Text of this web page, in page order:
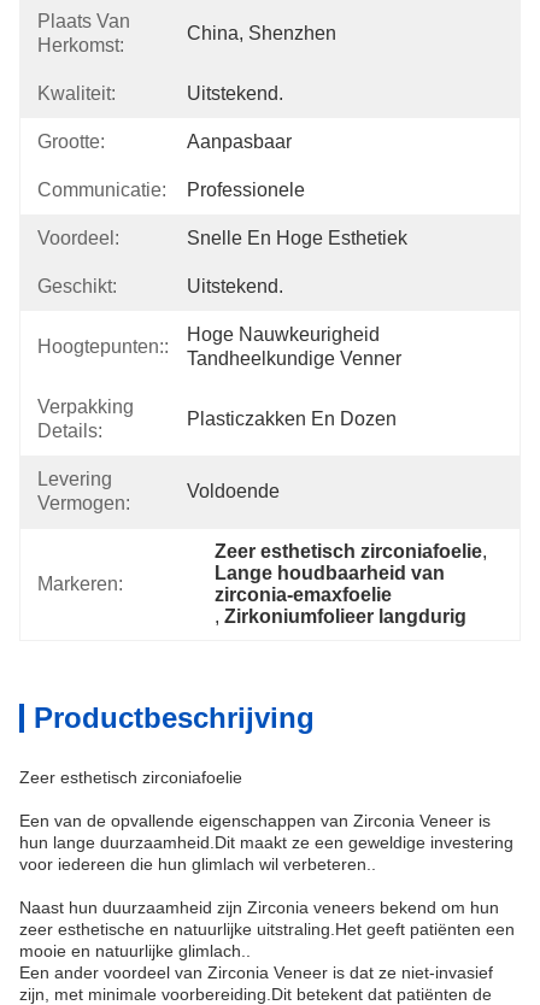
Plaats Van
Herkomst:
China, Shenzhen
Kwaliteit: Uitstekend.
Grootte: Aanpasbaar
Communicatie: Professionele
Voordeel: Snelle En Hoge Esthetiek
Geschikt: Uitstekend.
Hoogtepunten::
Hoge Nauwkeurigheid
Tandheelkundige Venner
Verpakking
Details:
Plasticzakken En Dozen
Levering
Vermogen:
Voldoende
Markeren:
Zeer esthetisch zirconiafoelie,
Lange houdbaarheid van
zirconia-emaxfoelie
, Zirkoniumfolieer langdurig
Productbeschrijving
Zeer esthetisch zirconiafoelie
Een van de opvallende eigenschappen van Zirconia Veneer is
hun lange duurzaamheid.Dit maakt ze een geweldige investering
voor iedereen die hun glimlach wil verbeteren..
Naast hun duurzaamheid zijn Zirconia veneers bekend om hun
zeer esthetische en natuurlijke uitstraling.Het geeft patiënten een
mooie en natuurlijke glimlach..
Een ander voordeel van Zirconia Veneer is dat ze niet-invasief
zijn, met minimale voorbereiding.Dit betekent dat patiënten de